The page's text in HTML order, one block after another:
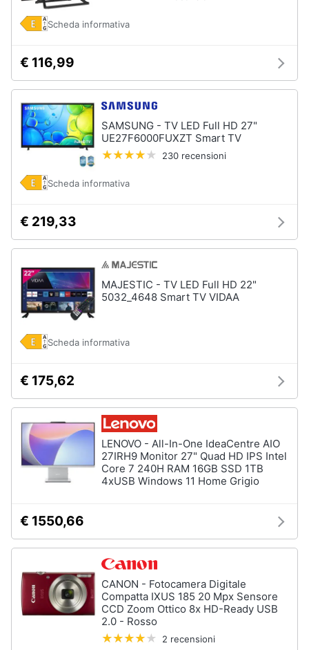
Scheda informativa
€ 116,99
SAMSUNG - TV LED Full HD 27"
UE27F6000FUXZT Smart TV
230 recensioni
Scheda informativa
€ 219,33
MAJESTIC - TV LED Full HD 22"
5032_4648 Smart TV VIDAA
Scheda informativa
€ 175,62
LENOVO - All-In-One IdeaCentre AIO
27IRH9 Monitor 27" Quad HD IPS Intel
Core 7 240H RAM 16GB SSD 1TB
4xUSB Windows 11 Home Grigio
€ 1550,66
CANON - Fotocamera Digitale
Compatta IXUS 185 20 Mpx Sensore
CCD Zoom Ottico 8x HD-Ready USB
2.0 - Rosso
2 recensioni